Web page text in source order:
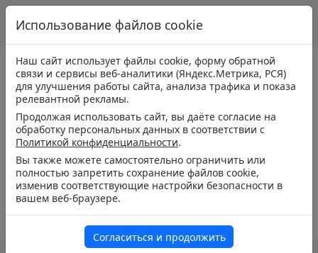
Использование файлов cookie
Наш сайт использует файлы cookie, форму обратной
связи и сервисы веб-аналитики (Яндекс.Метрика, РСЯ)
для улучшения работы сайта, анализа трафика и показа
релевантной рекламы.
Продолжая использовать сайт, вы даёте согласие на
обработку персональных данных в соответствии с
Политикой конфиденциальности.
Вы также можете самостоятельно ограничить или
полностью запретить сохранение файлов cookie,
изменив соответствующие настройки безопасности в
вашем веб-браузере.
Согласиться и продолжить